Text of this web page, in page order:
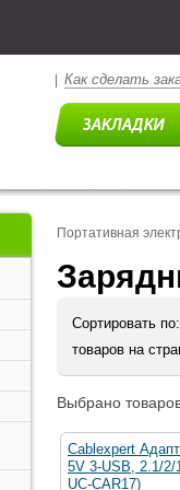
Как сделать
Портативная
Сортировать
товаров на
Выбрано
Cablexpert
5V 3-USB, 2.1/
UC-CAR17)